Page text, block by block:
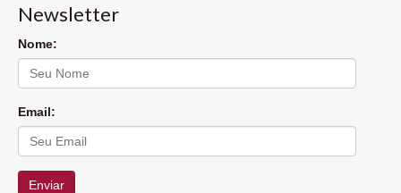
Newsletter
Nome:
Email:
Enviar